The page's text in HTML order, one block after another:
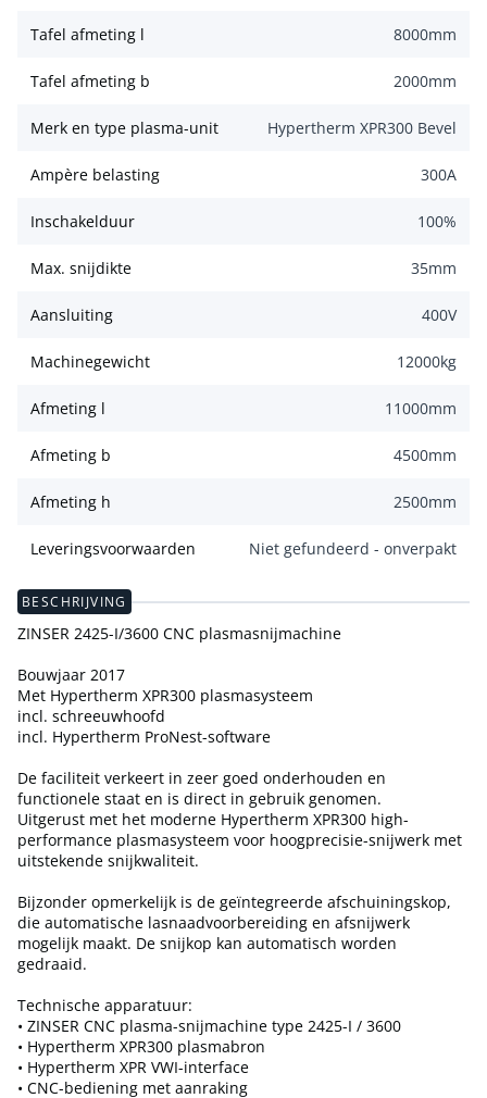
Tafel afmeting l 8000mm
Tafel afmeting b 2000mm
Merk en type plasma-unit Hypertherm XPR300 Bevel
Ampère belasting 300A
Inschakelduur 100%
Max. snijdikte 35mm
Aansluiting 400V
Machinegewicht 12000kg
Afmeting l 11000mm
Afmeting b 4500mm
Afmeting h 2500mm
Leveringsvoorwaarden Niet gefundeerd - onverpakt
BESCHRIJVING
ZINSER 2425-I/3600 CNC plasmasnijmachine
Bouwjaar 2017
Met Hypertherm XPR300 plasmasysteem
incl. schreeuwhoofd
incl. Hypertherm ProNest-software
De faciliteit verkeert in zeer goed onderhouden en
functionele staat en is direct in gebruik genomen.
Uitgerust met het moderne Hypertherm XPR300 high-
performance plasmasysteem voor hoogprecisie-snijwerk met
uitstekende snijkwaliteit.
Bijzonder opmerkelijk is de geïntegreerde afschuiningskop,
die automatische lasnaadvoorbereiding en afsnijwerk
mogelijk maakt. De snijkop kan automatisch worden
gedraaid.
Technische apparatuur:
• ZINSER CNC plasma-snijmachine type 2425-I / 3600
• Hypertherm XPR300 plasmabron
• Hypertherm XPR VWI-interface
• CNC-bediening met aanraking